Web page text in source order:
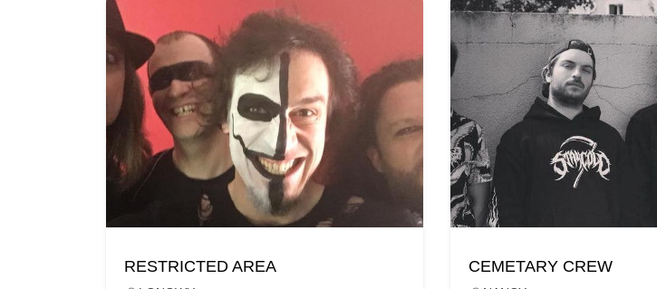
RESTRICTED AREA CEMETARY CREW